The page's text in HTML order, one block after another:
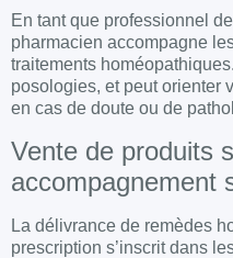
En tant que professionnel
pharmacien accompagne
traitements
posologies, et peut orienter
en cas de doute ou de
Vente de produits
accompagnement
La délivrance de remèdes
prescription s’inscrit dans